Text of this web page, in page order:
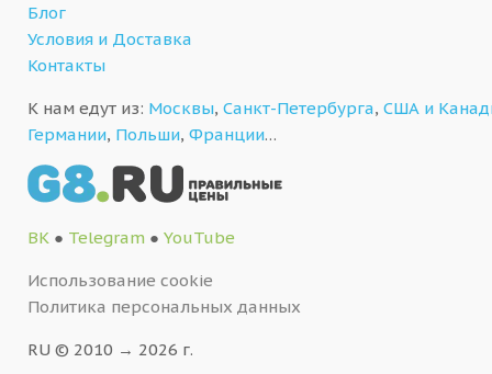
Блог
Условия и Доставка
Контакты
К нам едут из: Москвы, Санкт-Петербурга, США и
Германии, Польши, Франции…
ВК ● Telegram ● YouTube
Использование cookie
Политика персональных данных
RU © 2010 → 2026 г.